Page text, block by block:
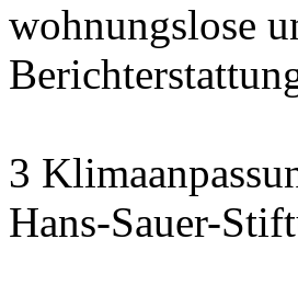
wohnungslose
3
Hans-Sauer-